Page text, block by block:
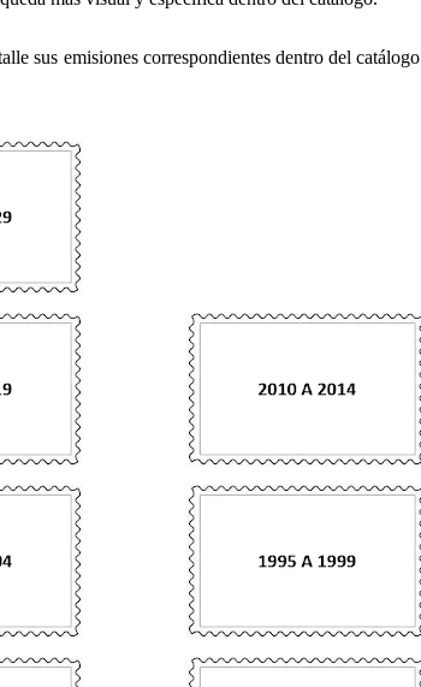
sus emisiones correspondientes dentro del catálogo